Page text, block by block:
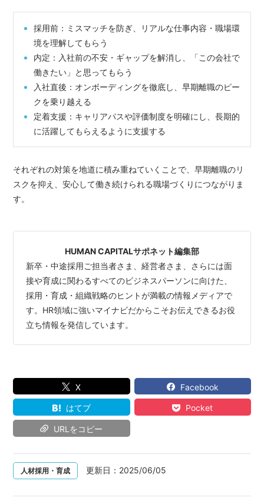
採用前：ミスマッチを防ぎ、リアルな仕事内容・職場環
境を理解してもらう
内定：入社前の不安・ギャップを解消し、「この会社で
働きたい」と思ってもらう
入社直後：オンボーディングを徹底し、早期離職のピー
クを乗り越える
定着支援：キャリアパスや評価制度を明確にし、長期的
に活躍してもらえるように支援する
それぞれの対策を地道に積み重ねていくことで、早期離職のリ
スクを抑え、安心して働き続けられる職場づくりにつながりま
す。
HUMAN CAPITALサポネット編集部
新卒・中途採用ご担当者さま、経営者さま、さらには面
接や育成に関わるすべてのビジネスパーソンに向けた、
採用・育成・組織戦略のヒントが満載の情報メディアで
す。HR領域に強いマイナビだからこそお伝えできるお役
立ち情報を発信しています。
X Facebook
はてブ Pocket
URLをコピー
人材採用・育成 更新日： 2025/06/05